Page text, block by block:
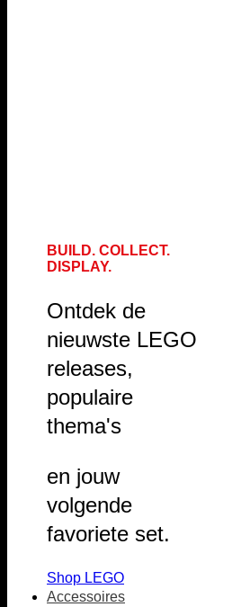
BUILD. COLLECT.
DISPLAY.
Ontdek de
nieuwste LEGO
releases,
populaire
thema's
en jouw
volgende
favoriete set.
Shop LEGO
Accessoires